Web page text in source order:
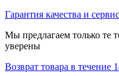
Гарантия качества и
Мы предлагаем только те
уверены
Возврат товара в течение